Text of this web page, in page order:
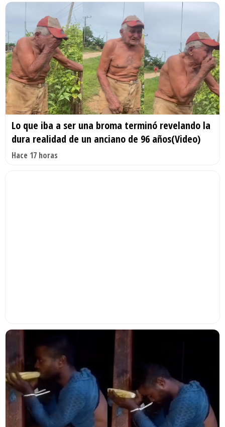
Lo que iba a ser una broma terminó revelando la
dura realidad de un anciano de 96 años(Video)
Hace 17 horas